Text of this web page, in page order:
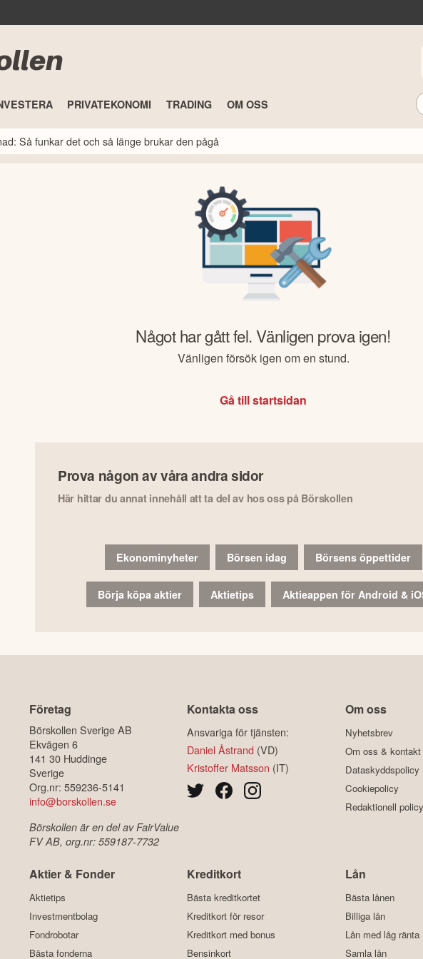
PRIVATEKONOMI TRADING OM OSS
Så funkar det och så länge brukar den pågå
Något har gått fel. Vänligen prova igen!
Vänligen försök igen om en stund.
Gå till startsidan
Prova någon av våra andra sidor
Här hittar du annat innehåll att ta del av hos oss på Börskollen
Ekonominyheter Börsen idag Börsens öppettider
Börja köpa aktier Aktietips Aktieappen för Android &
Företag
Börskollen Sverige AB
Ekvägen 6
141 30 Huddinge
Sverige
Org.nr: 559236-5141
info@borskollen.se
Börskollen är en del av FairValue
FV AB, org.nr: 559187-7732
Kontakta oss
Ansvariga för tjänsten:
Daniel Åstrand (VD)
Kristoffer Matsson (IT)
Om oss
Nyhetsbrev
Om oss & kontakt
Dataskyddspolicy
Cookiepolicy
Redaktionell policy
Aktier & Fonder
Aktietips
Investmentbolag
Fondrobotar
Bästa fonderna
Kreditkort
Bästa kreditkortet
Kreditkort för resor
Kreditkort med bonus
Bensinkort
Lån
Bästa lånen
Billiga lån
Lån med låg ränta
Samla lån